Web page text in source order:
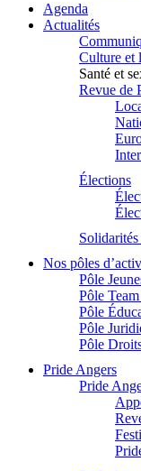
Agenda
Actualités
Culture et
Santé et
Revue de
Élections
Nos pôles
Pôle
Pôle
Pôle
Pôle
Pôle
Pride Angers
Pride